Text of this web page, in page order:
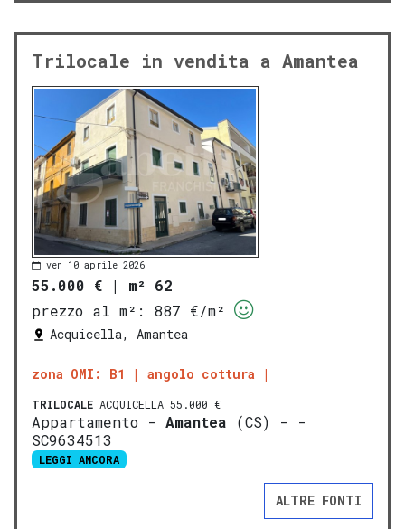
Trilocale in vendita a Amantea
ven 10 aprile 2026
55.000 € | m² 62
prezzo al m²:
887 €/m²
Acquicella, Amantea
zona OMI: B1 angolo cottura
TRILOCALE ACQUICELLA 55.000 €
Appartamento - Amantea (CS) - -
SC9634513
LEGGI ANCORA
ALTRE FONTI